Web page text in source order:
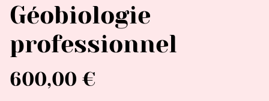
Géobiologie
professionnel
600,00 €